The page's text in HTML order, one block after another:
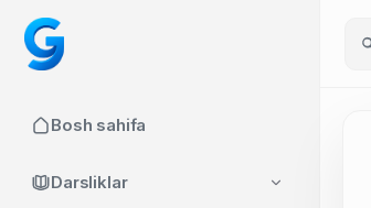
Bosh sahifa
Darsliklar